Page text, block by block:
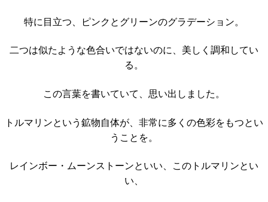
特に目立つ、ピンクとグリーンのグラデーション。
二つは似たような色合いではないのに、美しく調和してい
る。
この言葉を書いていて、思い出しました。
トルマリンという鉱物自体が、非常に多くの色彩をもつとい
うことを。
レインボー・ムーンストーンといい、このトルマリンとい
い、